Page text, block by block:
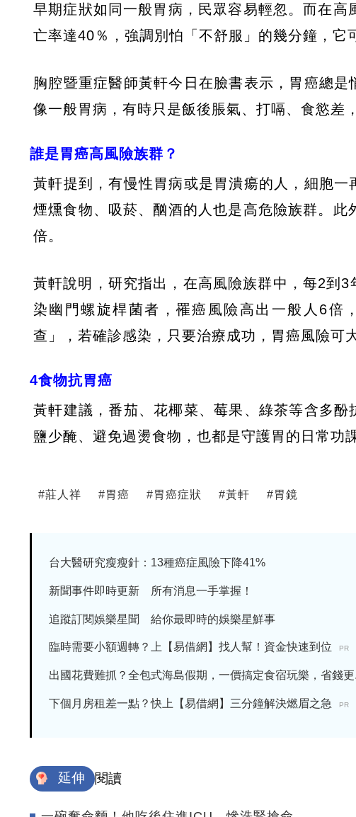
早期症狀如同一般胃病，民眾容易輕忽。而在
亡率達40％，強調別怕「不舒服」的幾分鐘，它
胸腔暨重症醫師黃軒今日在臉書表示，胃癌總
像一般胃病，有時只是飯後脹氣、打嗝、食慾差
誰是胃癌高風險族群？
黃軒提到，有慢性胃病或是胃潰瘍的人，細胞
煙燻食物、吸菸、酗酒的人也是高危險族群。
倍。
黃軒說明，研究指出，在高風險族群中，每2到
染幽門螺旋桿菌者，罹癌風險高出一般人6倍
查」，若確診感染，只要治療成功，胃癌風險可
4食物抗胃癌
黃軒建議，番茄、花椰菜、莓果、綠茶等含多
鹽少醃、避免過燙食物，也都是守護胃的日常功課
#莊人祥 #胃癌 #胃癌症狀 #黃軒 #胃鏡
台大醫研究瘦瘦針：13種癌症風險下降41%
新聞事件即時更新 所有消息一手掌握！
追蹤訂閱娛樂星聞 給你最即時的娛樂星鮮事
臨時需要小額週轉？上【易借網】找人幫！資金快速到位 PR
出國花費難抓？全包式海島假期，一價搞定食宿玩樂，省錢更
下個月房租差一點？快上【易借網】三分鐘解決燃眉之急 PR
延伸 閱讀